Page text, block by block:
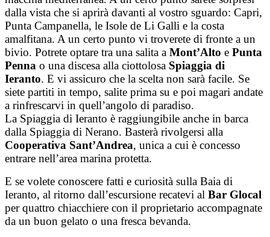
dalla vista che si aprirà davanti al vostro sguardo: Capri,
Punta Campanella, le Isole de Li Galli e la costa
amalfitana. A un certo punto vi troverete di fronte a un
bivio. Potrete optare tra una salita a Mont’Alto e Punta
Penna o una discesa alla ciottolosa Spiaggia di
Ieranto. E vi assicuro che la scelta non sarà facile. Se
siete partiti in tempo, salite prima su e poi magari andate
a rinfrescarvi in quell’angolo di paradiso.
La Spiaggia di Ieranto è raggiungibile anche in barca
dalla Spiaggia di Nerano. Basterà rivolgersi alla
Cooperativa Sant’Andrea, unica a cui è concesso
entrare nell’area marina protetta.
E se volete conoscere fatti e curiosità sulla Baia di
Ieranto, al ritorno dall’escursione recatevi al Bar Glocal
per quattro chiacchiere con il proprietario accompagnate
da un buon gelato o una fresca bevanda.